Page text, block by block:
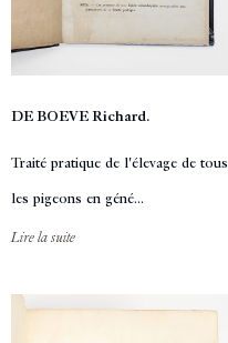
DE BOEVE Richard.
Traité pratique de l'élevage de tous
les pigeons en géné...
Lire la suite